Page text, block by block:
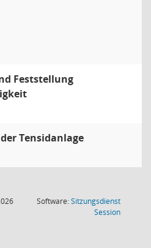
Feststellung
Tensidanlage
Software:Sitzungsdienst
Session(Wird in